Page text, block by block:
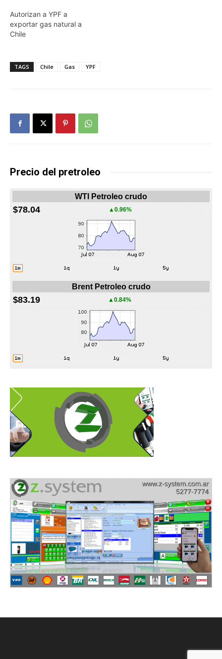
Autorizan a YPF a
exportar gas natural a
Chile
TAGS Chile Gas YPF
Precio del pretroleo
WTI Petroleo crudo
$78.04 ▲0.96%
Brent Petroleo crudo
$83.19 ▲0.84%